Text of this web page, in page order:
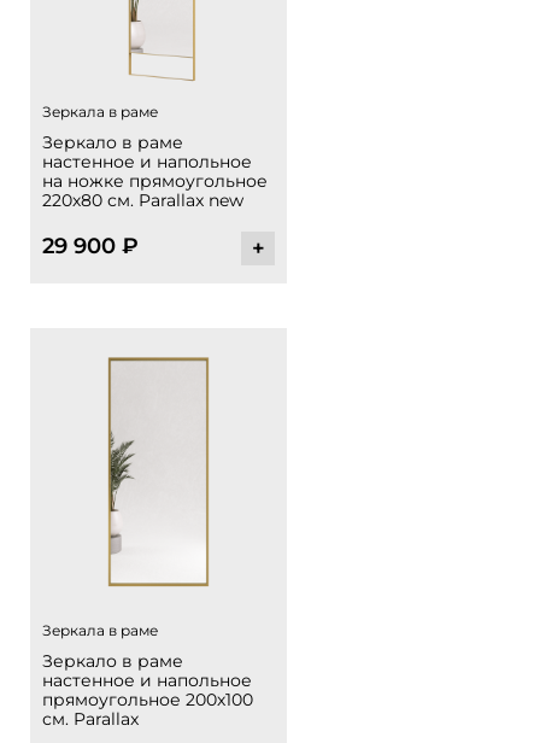
Зеркала в раме
Зеркало в раме
настенное и напольное
на ножке прямоугольное
220х80 см. Parallax new
29 900 ₽ +
Зеркала в раме
Зеркало в раме
настенное и напольное
прямоугольное 200х100
см. Parallax